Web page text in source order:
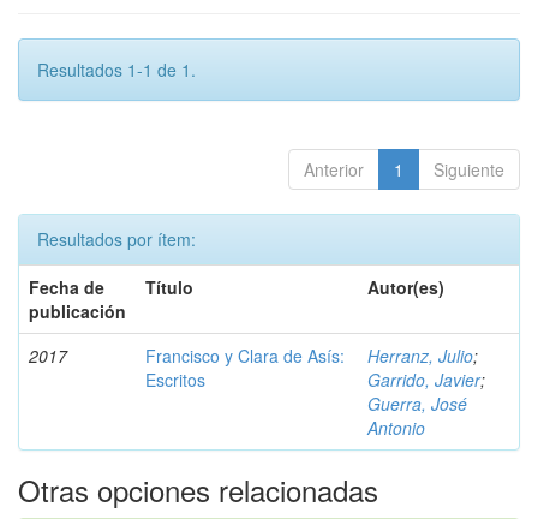
Resultados 1-1 de 1.
Anterior 1 Siguiente
Resultados por ítem:
Fecha de
publicación
Título Autor(es)
2017
Francisco y Clara de Asís:
Escritos
Herranz, Julio;
Garrido, Javier;
Guerra, José
Antonio
Otras opciones relacionadas